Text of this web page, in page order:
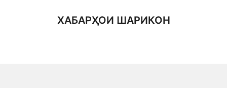
ХАБАРҲОИ ШАРИКОН